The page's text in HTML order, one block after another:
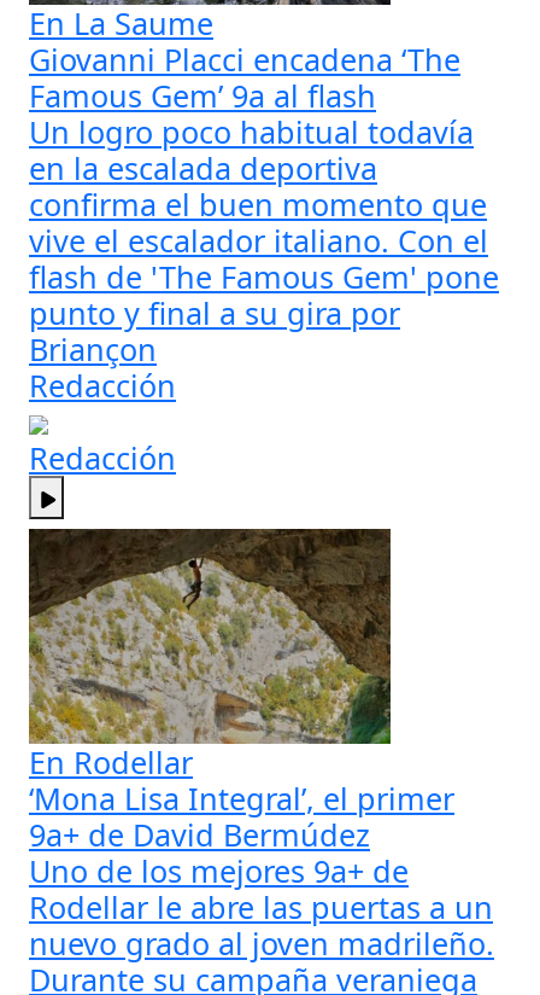
En La Saume
Giovanni Placci encadena ‘The
Famous Gem’ 9a al flash
Un logro poco habitual todavía
en la escalada deportiva
confirma el buen momento que
vive el escalador italiano. Con el
flash de 'The Famous Gem' pone
punto y final a su gira por
Briançon
Redacción
Redacción
En Rodellar
‘Mona Lisa Integral’, el primer
9a+ de David Bermúdez
Uno de los mejores 9a+ de
Rodellar le abre las puertas a un
nuevo grado al joven madrileño.
Durante su campaña veraniega